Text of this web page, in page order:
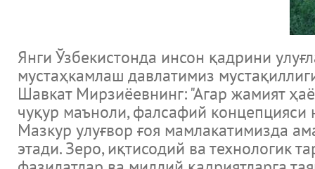
Янги Ўзбекистонда инсон қадрини
мустаҳкамлаш давлатимиз
Шавкат Мирзиёевнинг: "Агар жамият
чуқур маъноли, фалсафий
Мазкур улуғвор ғоя мамлакатимизда
этади. Зеро, иқтисодий ва технологик